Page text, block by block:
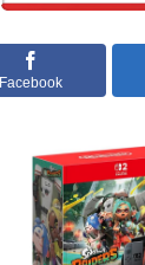
Facebook